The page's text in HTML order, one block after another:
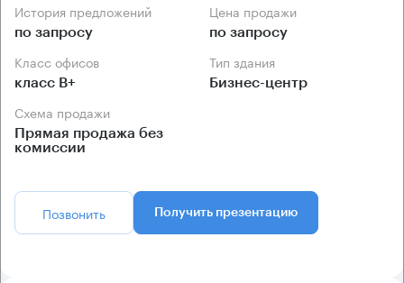
История предложений
по запросу
Цена продажи
по запросу
Класс офисов
класс B+
Тип здания
Бизнес-центр
Схема продажи
Прямая продажа без
комиссии
Позвонить Получить презентацию